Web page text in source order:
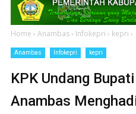
Home › Anambas› Infokepri › kepri ›
Anambas Infokepri kepri
KPK Undang
Anambas